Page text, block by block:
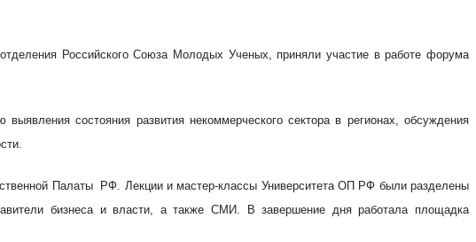
Российского Союза Молодых Ученых, приняли участие в работе форума
состояния развития некоммерческого сектора в регионах, обсуждения
Палаты РФ. Лекции и мастер-классы Университета ОП РФ были разделены
бизнеса и власти, а также СМИ. В завершение дня работала площадка